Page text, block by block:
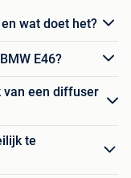
wat doet het?
E46?
van een diffuser
te